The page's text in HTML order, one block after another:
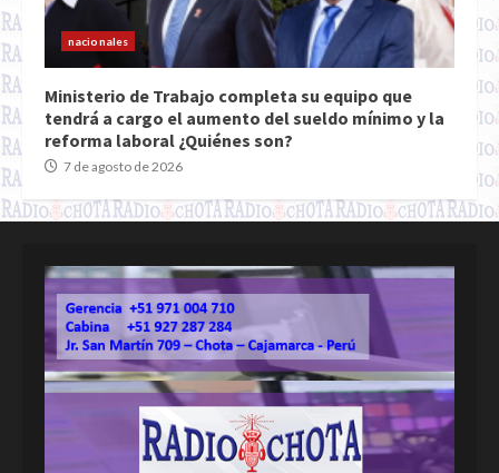
nacionales
Ministerio de Trabajo completa su equipo que
tendrá a cargo el aumento del sueldo mínimo y la
reforma laboral ¿Quiénes son?
7 de agosto de 2026